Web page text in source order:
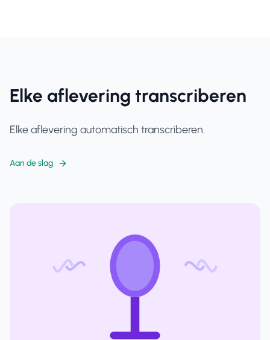
Elke aflevering transcriberen
Elke aflevering automatisch transcriberen.
Aan de slag